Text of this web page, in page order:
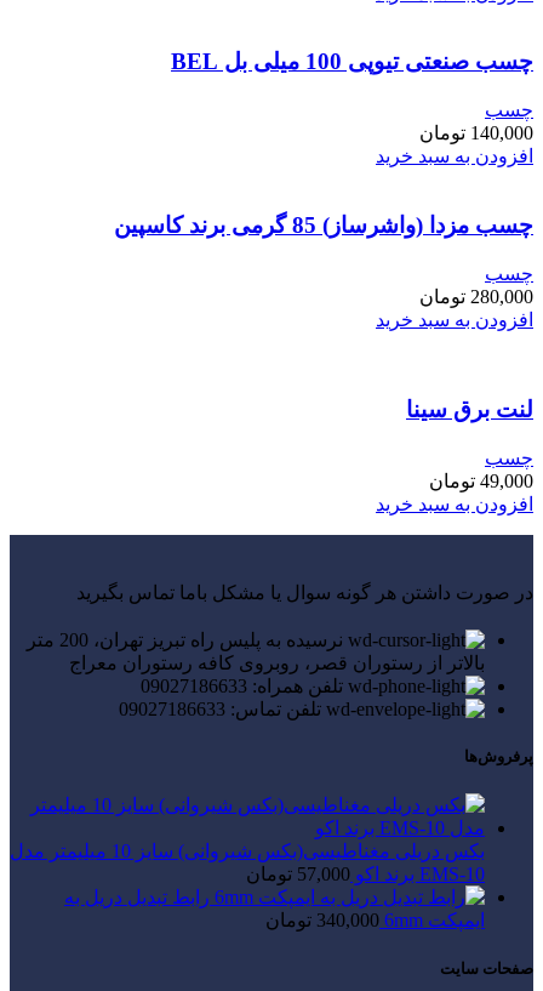
چسب صنعتی تیوپی 100 میلی بل BEL
چسب
140,000 تومان
افزودن به سبد خرید
چسب مزدا (واشرساز) 85 گرمی برند کاسپین
چسب
280,000 تومان
افزودن به سبد خرید
لنت برق سینا
چسب
49,000 تومان
افزودن به سبد خرید
در صورت داشتن هر گونه سوال یا مشکل باما تماس بگیرید
نرسیده به پلیس راه تبریز تهران، 200 متر
بالاتر از رستوران قصر، روبروی کافه رستوران معراج
تلفن همراه: 09027186633
تلفن تماس: 09027186633
پرفروش‌ها
بکس دریلی مغناطیسی(بکس شیروانی) سایز 10 میلیمتر مدل
EMS-10 برند اکو
57,000 تومان
رابط تبدیل دریل به
ایمپکت 6mm
340,000 تومان
صفحات سایت